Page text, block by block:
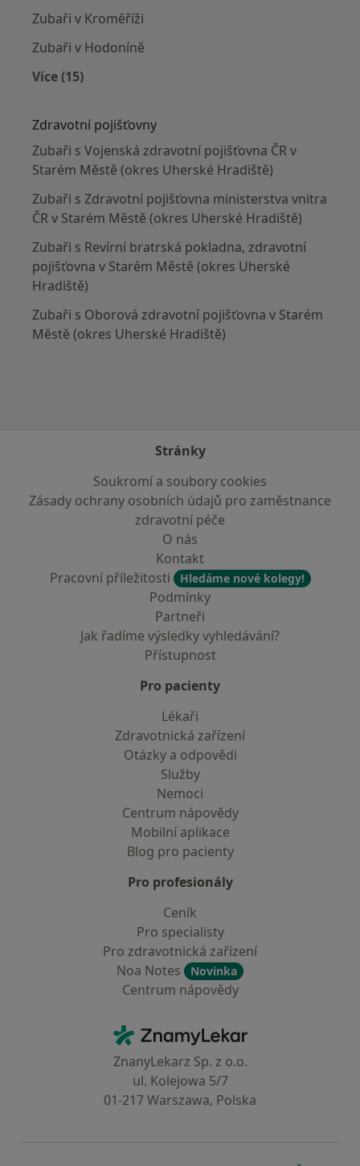
Zubaři v Kroměříži
Zubaři v Hodoníně
Více (15)
Zdravotní pojišťovny
Zubaři s Vojenská zdravotní pojišťovna ČR v
Starém Městě (okres Uherské Hradiště)
Zubaři s Zdravotní pojišťovna ministerstva vnitra
ČR v Starém Městě (okres Uherské Hradiště)
Zubaři s Revírní bratrská pokladna, zdravotní
pojišťovna v Starém Městě (okres Uherské
Hradiště)
Zubaři s Oborová zdravotní pojišťovna v Starém
Městě (okres Uherské Hradiště)
Stránky
Soukromí a soubory cookies
Zásady ochrany osobních údajů pro zaměstnance
zdravotní péče
O nás
Kontakt
Pracovní příležitosti
Hledáme nové kolegy!
Podmínky
Partneři
Jak řadíme výsledky vyhledávání?
Přístupnost
Pro pacienty
Lékaři
Zdravotnická zařízení
Otázky a odpovědi
Služby
Nemoci
Centrum nápovědy
Mobilní aplikace
Blog pro pacienty
Pro profesionály
Ceník
Pro specialisty
Pro zdravotnická zařízení
Noa Notes
Novinka
Centrum nápovědy
ZnamyLekar - Hlavní stránka
ZnanyLekarz Sp. z o.o.
ul. Kolejowa 5/7
01-217 Warszawa, Polska